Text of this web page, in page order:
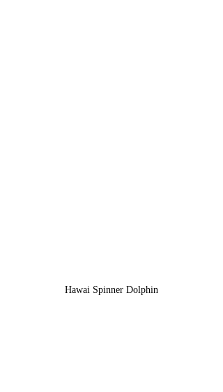
Hawai Spinner Dolphin